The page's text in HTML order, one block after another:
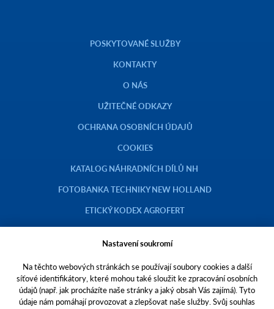
POSKYTOVANÉ SLUŽBY
KONTAKTY
O NÁS
UŽITEČNÉ ODKAZY
OCHRANA OSOBNÍCH ÚDAJŮ
COOKIES
KATALOG NÁHRADNÍCH DÍLŮ NH
FOTOBANKA TECHNIKY NEW HOLLAND
ETICKÝ KODEX AGROFERT
Copyright © 2023 AGROTEC a.s.
Toto jsou internetové stránky společnosti AGROTEC a. s., se sídlem v
Nastavení soukromí
Na těchto webových stránkách se používají soubory cookies a další
síťové identifikátory, které mohou také sloužit ke zpracování osobních
údajů (např. jak procházíte naše stránky a jaký obsah Vás zajímá). Tyto
údaje nám pomáhají provozovat a zlepšovat naše služby. Svůj souhlas